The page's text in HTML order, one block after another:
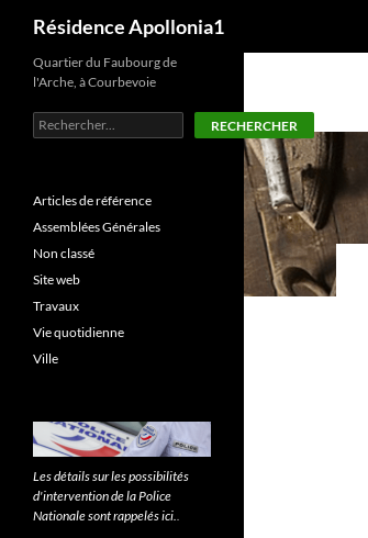
Aller
contenu
Résidence Apollonia1
Quartier du Faubourg de
l'Arche, à Courbevoie
Rechercher RECHERCHER
Articles de référence
Assemblées Générales
Non classé
Site web
Travaux
Vie quotidienne
Ville
Les détails sur les possibilités
d'intervention de la Police
Nationale sont rappelés ici..